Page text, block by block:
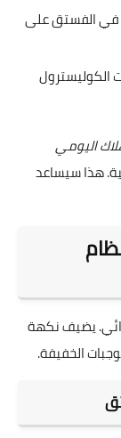
في الفستق على
اليومي
هذا سيساعد
يضيف نكهة
الخفيفة.